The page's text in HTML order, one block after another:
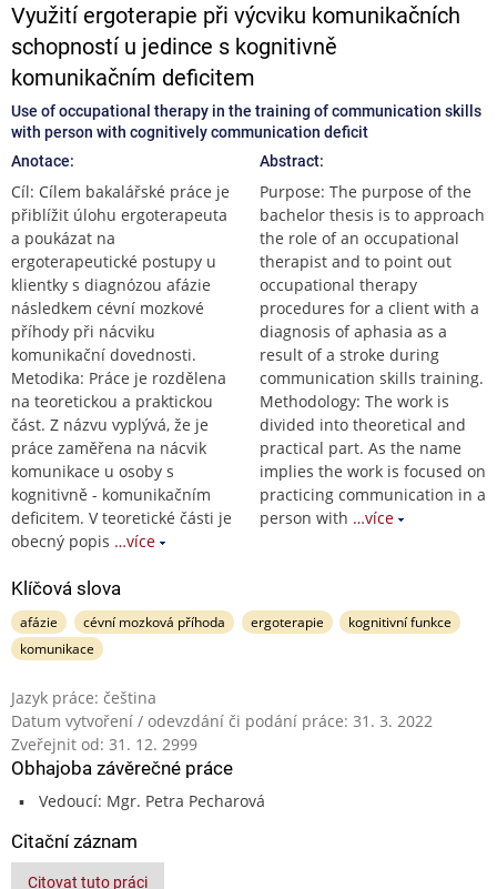
Využití ergoterapie při výcviku komunikačních
schopností u jedince s kognitivně
komunikačním deficitem
Use of occupational therapy in the training of communication skills
with person with cognitively communication deficit
Anotace:
Cíl: Cílem bakalářské práce je
přiblížit úlohu ergoterapeuta
a poukázat na
ergoterapeutické postupy u
klientky s diagnózou afázie
následkem cévní mozkové
příhody při nácviku
komunikační dovednosti.
Metodika: Práce je rozdělena
na teoretickou a praktickou
část. Z názvu vyplývá, že je
práce zaměřena na nácvik
komunikace u osoby s
kognitivně - komunikačním
deficitem. V teoretické části je
obecný popis …více
Abstract:
Purpose: The purpose of the
bachelor thesis is to approach
the role of an occupational
therapist and to point out
occupational therapy
procedures for a client with a
diagnosis of aphasia as a
result of a stroke during
communication skills training.
Methodology: The work is
divided into theoretical and
practical part. As the name
implies the work is focused on
practicing communication in a
person with …více
Klíčová slova
afázie cévní mozková příhoda ergoterapie
kognitivní funkce
komunikace
Jazyk práce: čeština
Datum vytvoření / odevzdání či podání práce: 31. 3. 2022
Zveřejnit od: 31. 12. 2999
Obhajoba závěrečné práce
Vedoucí: Mgr. Petra Pecharová
Citační záznam
Citovat tuto práci